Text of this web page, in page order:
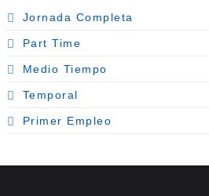
Jornada Completa
Part Time
Medio Tiempo
Temporal
Primer Empleo